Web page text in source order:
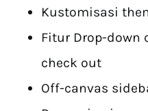
Kustomisasi
Fitur Drop-down
check out
Off-canvas